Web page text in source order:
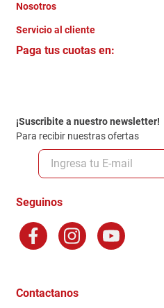
Nosotros
Quienes somos
Trabaja con Nosotros
Servicio al cliente
Crédito Directo
Politica de Privacidad
Políticas y condiciones
Formas de Pago
Terminos y Condiciones
Factura Electronica
Ganadores - Promociones
Paga tus cuotas en:
¡Suscribite a nuestro newsletter!
Para recibir nuestras ofertas
Seguinos
Contactanos